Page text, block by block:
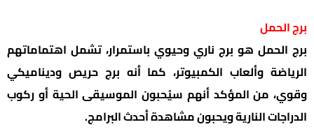
برج الحمل
برج الحمل هو برج ناري وحيوي باستمرار، تشمل اهتماماتهم
الرياضة وألعاب الكمبيوتر، كما أنه برج حريص وديناميكي
وقوي، من المؤكد أنهم سيُحبون الموسيقى الحية أو ركوب
الدراجات النارية ويحبون مشاهدة أحدث البرامج.